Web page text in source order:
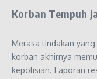
Korban Tempuh
Merasa tindakan
korban akhirnya
kepolisian. Laporan